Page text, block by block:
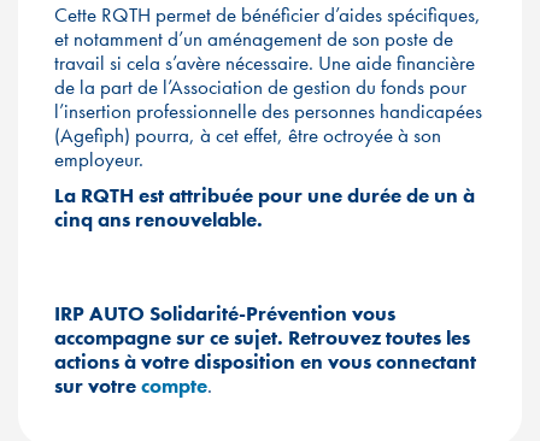
Cette RQTH permet de bénéficier d’aides spécifiques,
et notamment d’un aménagement de son poste de
travail si cela s’avère nécessaire. Une aide financière
de la part de l’Association de gestion du fonds pour
l’insertion professionnelle des personnes handicapées
(Agefiph) pourra, à cet effet, être octroyée à son
employeur.
La RQTH est attribuée pour une durée de un à
cinq ans renouvelable.
IRP AUTO Solidarité-Prévention vous
accompagne sur ce sujet. Retrouvez toutes les
actions à votre disposition en vous connectant
sur votrecompte.